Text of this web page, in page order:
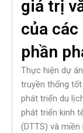
giá trị
của
phần
Thực hiện dự
truyền thống
phát triển du
phát triển kinh
(DTTS) và